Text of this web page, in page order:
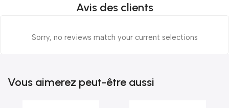
Avis des clients
Sorry, no reviews match your current selections
Vous aimerez peut-être aussi